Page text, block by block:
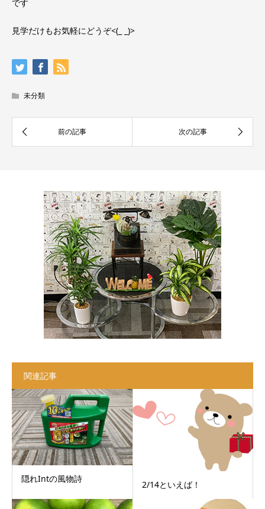
です
見学だけもお気軽にどうぞ<(_ _)>
未分類
関連記事
隠れIntの風物詩
2/14といえば！